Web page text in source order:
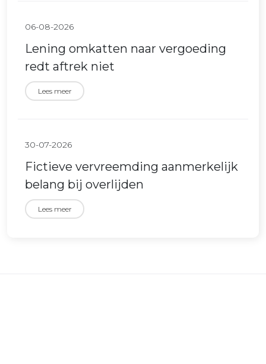
06-08-2026
Lening omkatten naar vergoeding
redt aftrek niet
Lees meer
30-07-2026
Fictieve vervreemding aanmerkelijk
belang bij overlijden
Lees meer